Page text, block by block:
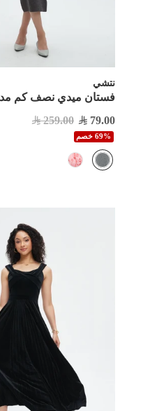
نتشي
فستان ميدي نصف كم
79.00
259.00
69% خصم